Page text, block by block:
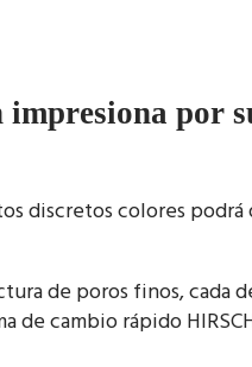
por
discretos colores
de poros finos, cada
cambio rápido